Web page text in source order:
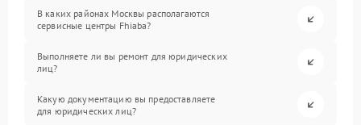
В каких районах Москвы располагаются
сервисные центры Fhiaba?
Выполняете ли вы ремонт для юридических
лиц?
Какую документацию вы предоставляете
для юридических лиц?